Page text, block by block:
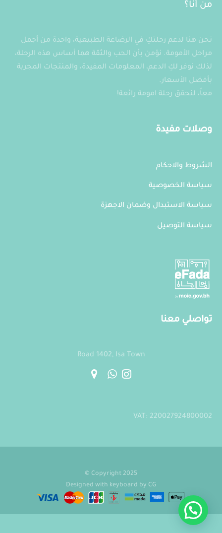
من أنا؟
نحن هنا لدعم رحلتكِ في الرضاعة الطبيعية، واحدة من أجمل
مراحل الأمومة. نؤمن بأن الحب والثقة هما أساس هذه الرحلة،
لذلك نوفر لكِ الدعم، المعلومات المفيدة، والمنتجات المجربة
بأفضل الأسعار.
معاً، لنحقق رحلة امومة رائعة!
وصلات مفيدة
الشروط والاحكام
سياسة الخصوصية
سياسة الاستبدال وضمان الاجهزة
سياسة التوصيل
تواصلي معنا
Road 1402, Isa Town
VAT: 220027924800002
Copyright 2025 ©
Designed with keyboard by CG